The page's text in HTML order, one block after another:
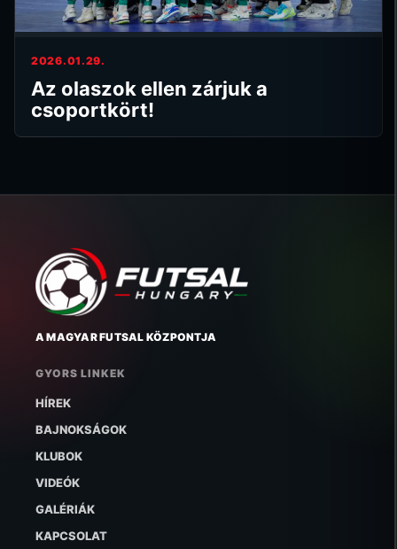
2026.01.29.
Az olaszok ellen zárjuk a
csoportkört!
A MAGYAR FUTSAL KÖZPONTJA
GYORS LINKEK
HÍREK
BAJNOKSÁGOK
KLUBOK
VIDEÓK
GALÉRIÁK
KAPCSOLAT